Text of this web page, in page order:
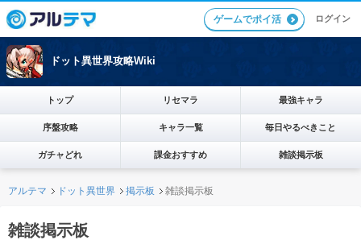
ゲームでポイ活 ログイン
ドット異世界攻略Wiki
トップ リセマラ 最強キャラ
序盤攻略 キャラ一覧 毎日やるべきこと
ガチャどれ 課金おすすめ 雑談掲示板
アルテマ ドット異世界 掲示板 雑談掲示板
雑談掲示板